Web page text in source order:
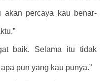
akan percaya kau benar-
baik. Selama itu tidak
pun yang kau punya.”